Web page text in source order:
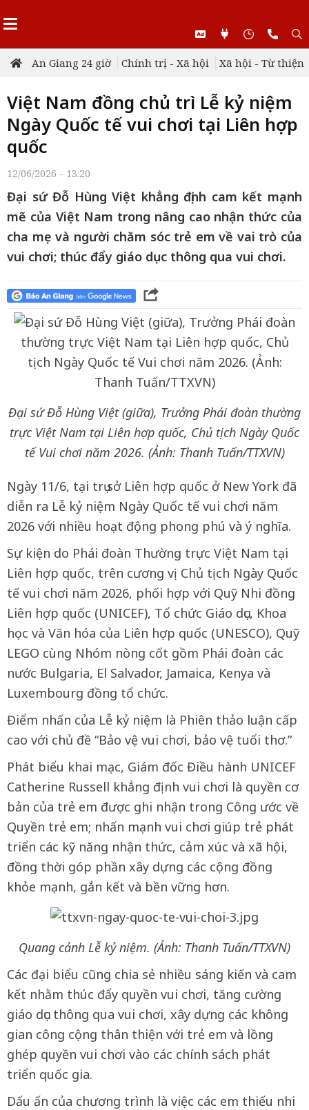
An Giang 24 giờ Chính trị - Xã hội Xã hội - Từ thiện
Việt Nam đồng chủ trì Lễ kỷ niệm
Ngày Quốc tế vui chơi tại Liên hợp
quốc
12/06/2026 - 13:20
Đại sứ Đỗ Hùng Việt khẳng định cam kết mạnh
mẽ của Việt Nam trong nâng cao nhận thức của
cha mẹ và người chăm sóc trẻ em về vai trò của
vui chơi; thúc đẩy giáo dục thông qua vui chơi.
Đại sứ Đỗ Hùng Việt (giữa), Trưởng Phái đoàn thường
trực Việt Nam tại Liên hợp quốc, Chủ tịch Ngày Quốc
tế Vui chơi năm 2026. (Ảnh: Thanh Tuấn/TTXVN)
Ngày 11/6, tại trụ sở Liên hợp quốc ở New York đã
diễn ra Lễ kỷ niệm Ngày Quốc tế vui chơi năm
2026 với nhiều hoạt động phong phú và ý nghĩa.
Sự kiện do Phái đoàn Thường trực Việt Nam tại
Liên hợp quốc, trên cương vị Chủ tịch Ngày Quốc
tế vui chơi năm 2026, phối hợp với Quỹ Nhi đồng
Liên hợp quốc (UNICEF), Tổ chức Giáo dục, Khoa
học và Văn hóa của Liên hợp quốc (UNESCO), Quỹ
LEGO cùng Nhóm nòng cốt gồm Phái đoàn các
nước Bulgaria, El Salvador, Jamaica, Kenya và
Luxembourg đồng tổ chức.
Điểm nhấn của Lễ kỷ niệm là Phiên thảo luận cấp
cao với chủ đề “Bảo vệ vui chơi, bảo vệ tuổi thơ.”
Phát biểu khai mạc, Giám đốc Điều hành UNICEF
Catherine Russell khẳng định vui chơi là quyền cơ
bản của trẻ em được ghi nhận trong Công ước về
Quyền trẻ em; nhấn mạnh vui chơi giúp trẻ phát
triển các kỹ năng nhận thức, cảm xúc và xã hội,
đồng thời góp phần xây dựng các cộng đồng
khỏe mạnh, gắn kết và bền vững hơn.
Quang cảnh Lễ kỷ niệm. (Ảnh: Thanh Tuấn/TTXVN)
Các đại biểu cũng chia sẻ nhiều sáng kiến và cam
kết nhằm thúc đẩy quyền vui chơi, tăng cường
giáo dục thông qua vui chơi, xây dựng các không
gian công cộng thân thiện với trẻ em và lồng
ghép quyền vui chơi vào các chính sách phát
triển quốc gia.
Dấu ấn của chương trình là việc các em thiếu nhi